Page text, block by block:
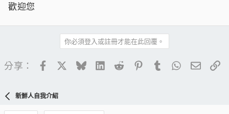
歡迎您
你必須登入或註冊才能在此回覆。
分享： FacebookBlueskyLinkedIn
Reddit PinterestTumblrWhatsApp
電子
新鮮人自我介紹